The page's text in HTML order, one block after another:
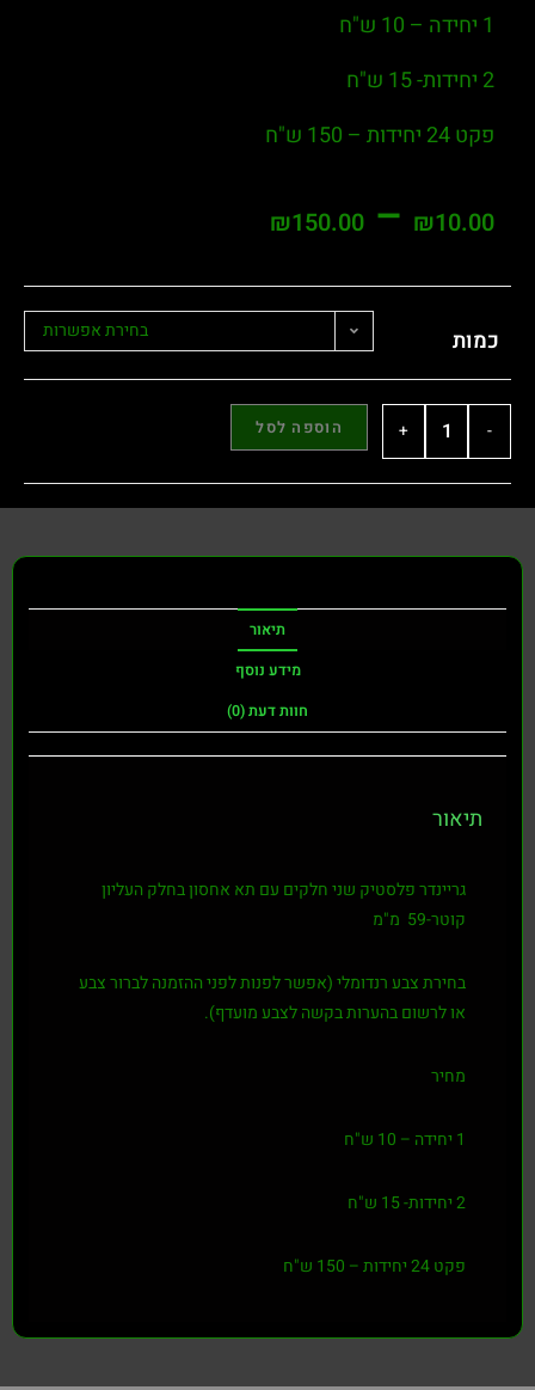
פקט 24 יחידות – 150 ש"ח
₪10.00
–
₪150.00
כמות בחירת אפשרות
הוספה לסל
תיאור
מידע נוסף
חוות דעת (0)
תיאור
גריינדר פלסטיק שני חלקים עם תא אחסון בחלק העליון
קוטר-59 מ"מ
בחירת צבע רנדומלי (אפשר לפנות לפני ההזמנה לברור צבע
או לרשום בהערות בקשה לצבע מועדף).
מחיר
פקט 24 יחידות – 150 ש"ח